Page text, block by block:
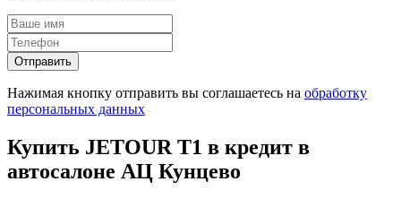
Отправить
Нажимая кнопку отправить вы соглашаетесь на обработку
персональных данных
Купить JETOUR T1 в кредит в
автосалоне АЦ Кунцево